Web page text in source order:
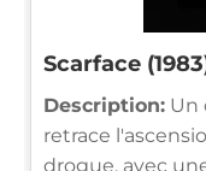
Scarface
Description: Un
retrace
drogue, avec